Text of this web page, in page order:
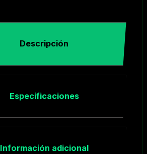
Descripción
Especificaciones
Información adicional